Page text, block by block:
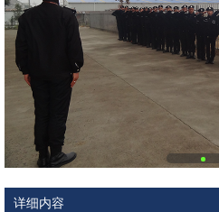
详细内容